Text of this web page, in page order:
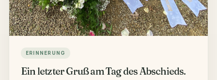
ERINNERUNG
Ein letzter Gruß am Tag des Abschieds.